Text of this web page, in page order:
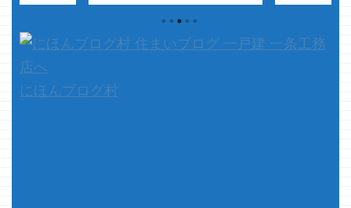
・・・ 嫁様
て・・・」
な？ まぁ、とにかく米は美味い
って話です さて、本題です 今
記事を投稿してみます ・・・と
は言え、一応一条工務店の事を書
通のソース焼
にほんブログ村